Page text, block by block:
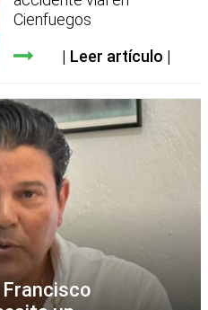
Cienfuegos
Leer artículo